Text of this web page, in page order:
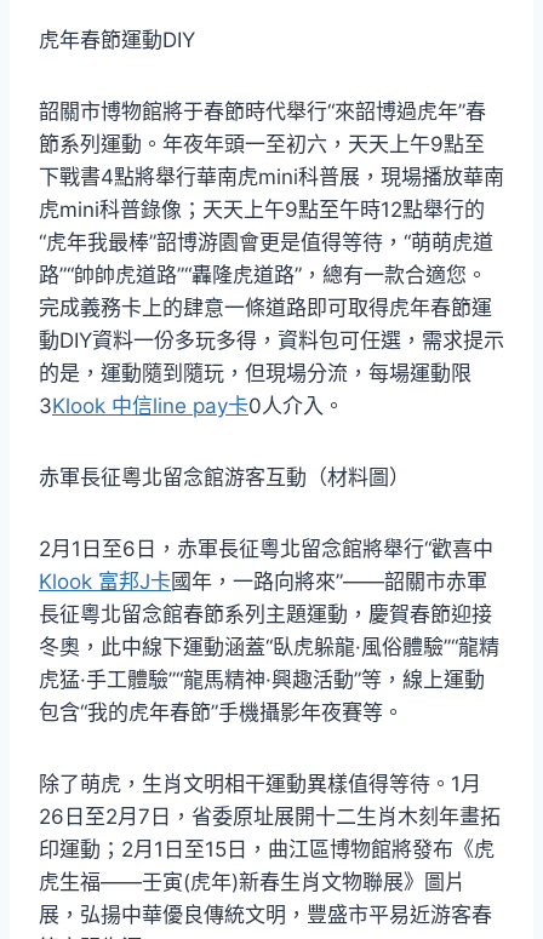
虎年春節運動DIY
韶關市博物館將于春節時代舉行“來韶博過虎年”春
節系列運動。年夜年頭一至初六，天天上午9點至
下戰書4點將舉行華南虎mini科普展，現場播放華南
虎mini科普錄像；天天上午9點至午時12點舉行的
“虎年我最棒”韶博游園會更是值得等待，“萌萌虎道
路”“帥帥虎道路”“轟隆虎道路”，總有一款合適您。
完成義務卡上的肆意一條道路即可取得虎年春節運
動DIY資料一份多玩多得，資料包可任選，需求提示
的是，運動隨到隨玩，但現場分流，每場運動限
3Klook 中信line pay卡0人介入。
赤軍長征粵北留念館游客互動（材料圖）
2月1日至6日，赤軍長征粵北留念館將舉行“歡喜中
Klook 富邦J卡國年，一路向將來”——韶關市赤軍
長征粵北留念館春節系列主題運動，慶賀春節迎接
冬奧，此中線下運動涵蓋“臥虎躲龍·風俗體驗”“龍精
虎猛·手工體驗”“龍馬精神·興趣活動”等，線上運動
包含“我的虎年春節”手機攝影年夜賽等。
除了萌虎，生肖文明相干運動異樣值得等待。1月
26日至2月7日，省委原址展開十二生肖木刻年畫拓
印運動；2月1日至15日，曲江區博物館將發布《虎
虎生福——壬寅(虎年)新春生肖文物聯展》圖片
展，弘揚中華優良傳統文明，豐盛市平易近游客春